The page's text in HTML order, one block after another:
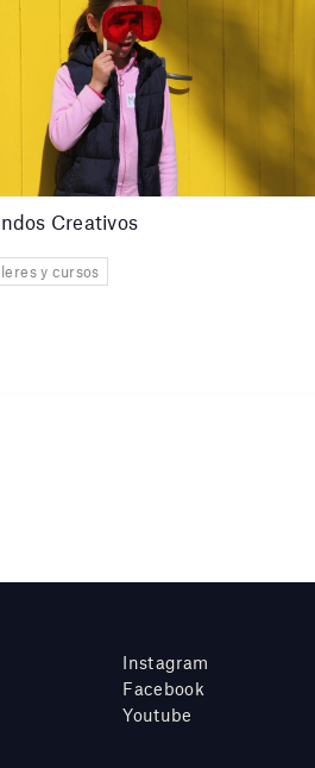
Creativos
y cursos
Instagram
Facebook
Youtube